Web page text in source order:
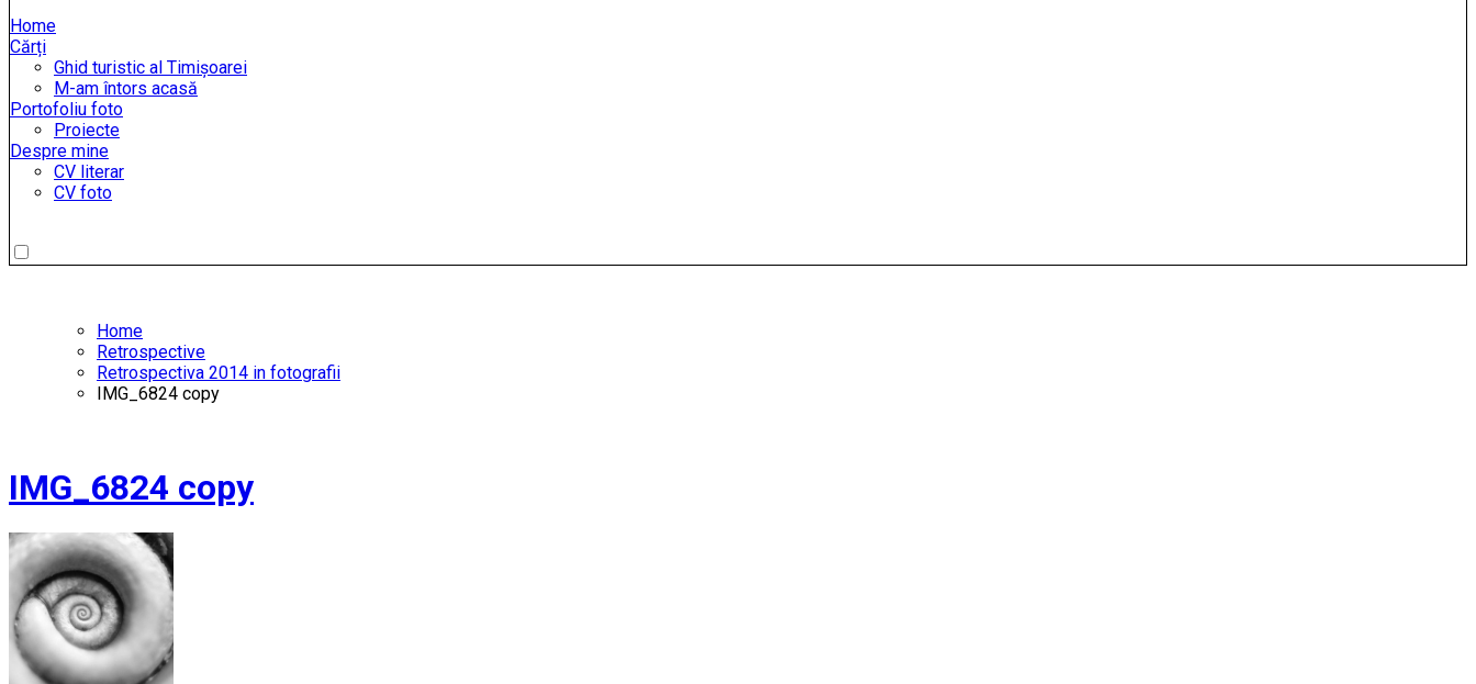
Home
Cărți
Ghid turistic al Timișoarei
M-am întors acasă
Portofoliu foto
Proiecte
Despre mine
CV literar
CV foto
Home
Retrospective
Retrospectiva 2014 in fotografii
IMG_6824 copy
IMG_6824 copy